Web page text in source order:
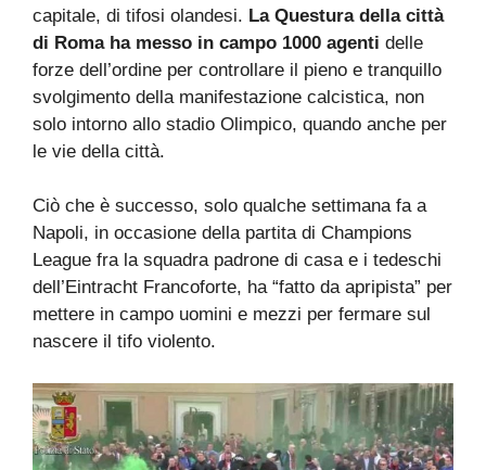
capitale, di tifosi olandesi. La Questura della città
di Roma ha messo in campo 1000 agenti delle
forze dell’ordine per controllare il pieno e tranquillo
svolgimento della manifestazione calcistica, non
solo intorno allo stadio Olimpico, quando anche per
le vie della città.
Ciò che è successo, solo qualche settimana fa a
Napoli, in occasione della partita di Champions
League fra la squadra padrone di casa e i tedeschi
dell’Eintracht Francoforte, ha “fatto da apripista” per
mettere in campo uomini e mezzi per fermare sul
nascere il tifo violento.